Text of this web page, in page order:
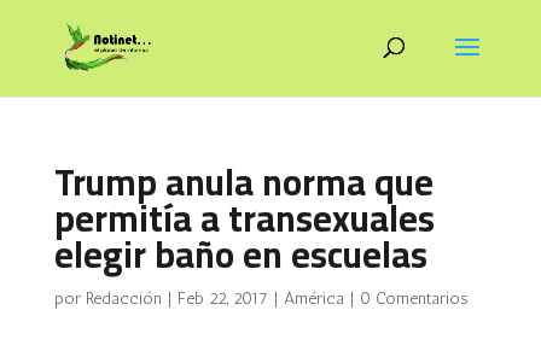
Trump anula norma que
permitía a transexuales
elegir baño en escuelas
por Redacción | Feb 22, 2017 | América | 0 Comentarios